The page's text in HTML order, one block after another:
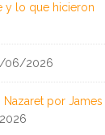
y lo que hicieron
06/2026
por James